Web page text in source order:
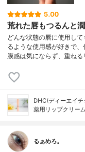
5.00
荒れた唇もつるんと
どんな状態の唇に使用し
るような使用感が好きで
膜感は気にならず、重ね
DHC(ディーエイチ
薬用リップクリーム
るぁめろ。